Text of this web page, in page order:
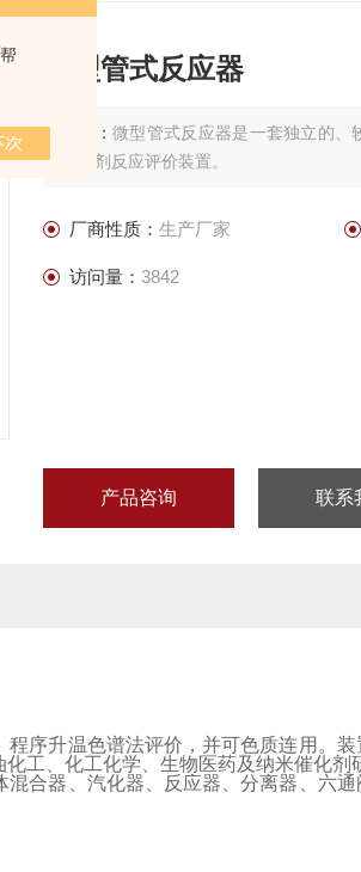
微型管式反应器
描述：微型管式反应器是一套独立的、
催化剂反应评价装置。
厂商性质：生产厂家
访问量：3842
产品咨询 联系
序升温色谱法评价，并可色质连用。装
工、化工化学、生物医药及纳米催化剂
合器、汽化器、反应器、分离器、六